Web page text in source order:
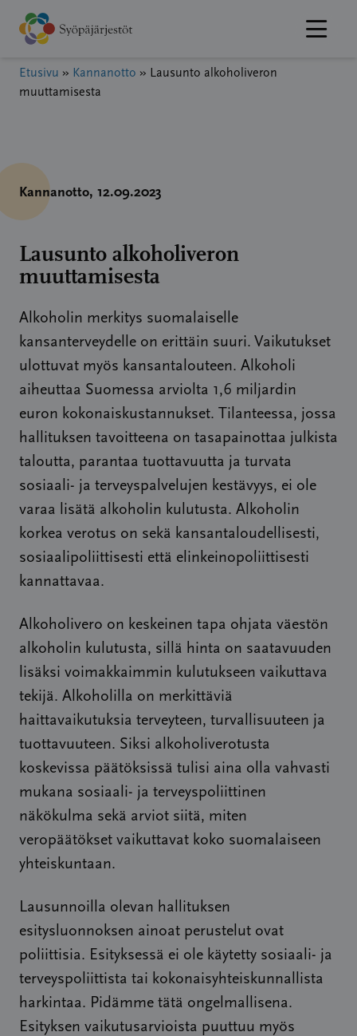
Hyppää
sisältöön
Etusivu » Kannanotto » Lausunto alkoholiveron
muuttamisesta
Kannanotto, 12.09.2023
Lausunto alkoholiveron
muuttamisesta
Alkoholin merkitys suomalaiselle
kansanterveydelle on erittäin suuri. Vaikutukset
ulottuvat myös kansantalouteen. Alkoholi
aiheuttaa Suomessa arviolta 1,6 miljardin
euron kokonaiskustannukset. Tilanteessa, jossa
hallituksen tavoitteena on tasapainottaa julkista
taloutta, parantaa tuottavuutta ja turvata
sosiaali- ja terveyspalvelujen kestävyys, ei ole
varaa lisätä alkoholin kulutusta. Alkoholin
korkea verotus on sekä kansantaloudellisesti,
sosiaalipoliittisesti että elinkeinopoliittisesti
kannattavaa.
Alkoholivero on keskeinen tapa ohjata väestön
alkoholin kulutusta, sillä hinta on saatavuuden
lisäksi voimakkaimmin kulutukseen vaikuttava
tekijä. Alkoholilla on merkittäviä
haittavaikutuksia terveyteen, turvallisuuteen ja
tuottavuuteen. Siksi alkoholiverotusta
koskevissa päätöksissä tulisi aina olla vahvasti
mukana sosiaali- ja terveyspoliittinen
näkökulma sekä arviot siitä, miten
veropäätökset vaikuttavat koko suomalaiseen
yhteiskuntaan.
Lausunnoilla olevan hallituksen
esitysluonnoksen ainoat perustelut ovat
poliittisia. Esityksessä ei ole käytetty sosiaali- ja
terveyspoliittista tai kokonaisyhteiskunnallista
harkintaa. Pidämme tätä ongelmallisena.
Esityksen vaikutusarvioista puuttuu myös